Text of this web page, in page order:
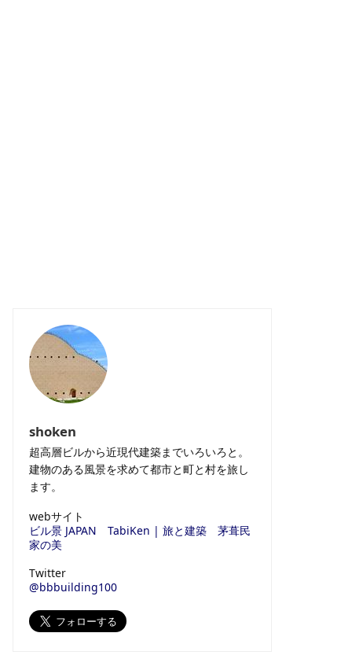
shoken
超高層ビルから近現代建築までいろいろと。
建物のある風景を求めて都市と町と村を旅し
ます。
webサイト
ビル景 JAPAN
TabiKen | 旅と建築
茅葺民
家の美
Twitter
@bbbuilding100